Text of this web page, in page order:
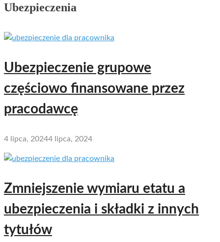
Ubezpieczenia
Ubezpieczenie grupowe
częściowo finansowane przez
pracodawcę
4 lipca, 20244 lipca, 2024
Zmniejszenie wymiaru etatu a
ubezpieczenia i składki z innych
tytułów